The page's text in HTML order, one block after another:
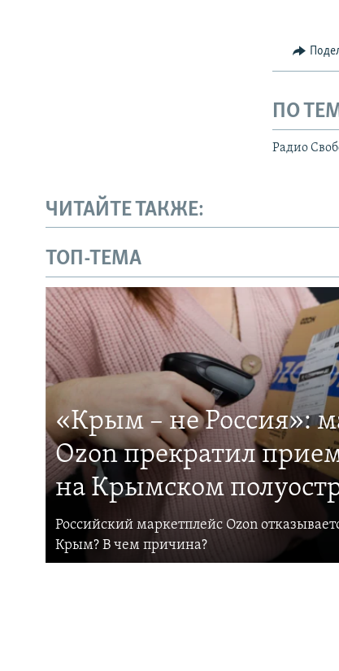
ПО
Радио
ЧИТАЙТЕ ТАКЖЕ:
ТОП-ТЕМА
«Крым – не Россия»:
Ozon прекратил
на Крымском
Российский маркетплейс Ozon
Крым? В чем причина?